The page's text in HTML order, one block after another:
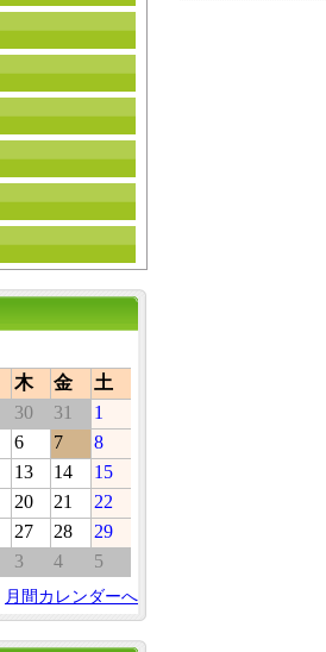
木 金
土
30 31
1
6 7
8
13 14
15
20 21
22
27 28
29
3 4 5
月間カレンダーへ